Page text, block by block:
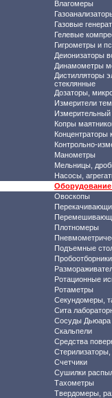
Влагомеры
Газовые
Гелевые
Гигрометры и
Деионизаторы
Динамометры
Дистилляторы
стеклянные
Дозаторы,
Измерители
Измерительный
Копры
Концентраторы
Контрольно-
Манометры
Мельницы,
Насосы,
Овоскопы
Плотномеры
Подъемные
Ротационные
Ротаметры
Секундомеры,
Сита
Сосуды Дьюара
Скальпели
Средства
Счетчики
Сушилки
Тахометры
Твердомеры,